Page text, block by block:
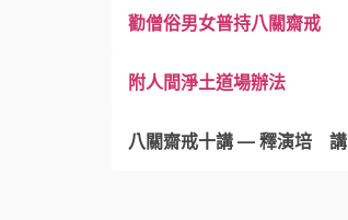
勸僧俗男女普持八關齋戒
附人間淨土道場辦法
八關齋戒十講 — 釋演培 講